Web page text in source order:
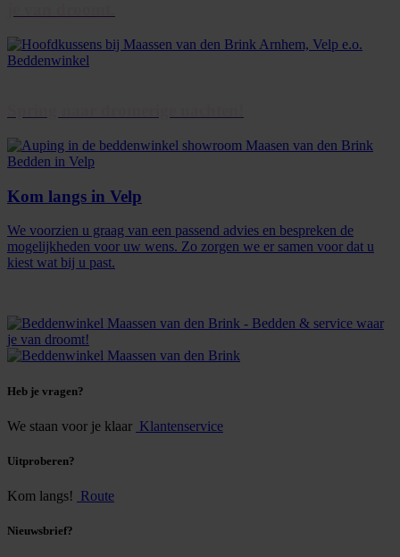
Kom langs in Velp
We voorzien u graag van een passend advies en bespreken de
mogelijkheden voor uw wens. Zo zorgen we er samen voor dat u
kiest wat bij u past.
Heb je vragen?
We staan voor je klaar Klantenservice
Uitproberen?
Kom langs! Route
Nieuwsbrief?